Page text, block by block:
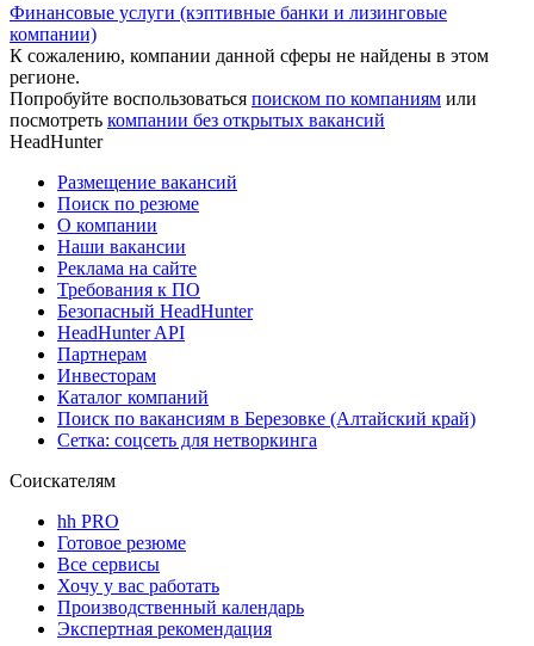
Финансовые услуги (кэптивные банки и лизинговые
компании)
К сожалению, компании данной сферы не найдены в этом
регионе.
Попробуйте воспользоваться поиском по компаниям или
посмотреть компании без открытых вакансий
HeadHunter
Размещение вакансий
Поиск по резюме
О компании
Наши вакансии
Реклама на сайте
Требования к ПО
Безопасный HeadHunter
HeadHunter API
Партнерам
Инвесторам
Каталог компаний
Поиск по вакансиям в Березовке (Алтайский край)
Сетка: соцсеть для нетворкинга
Соискателям
hh PRO
Готовое резюме
Все сервисы
Хочу у вас работать
Производственный календарь
Экспертная рекомендация